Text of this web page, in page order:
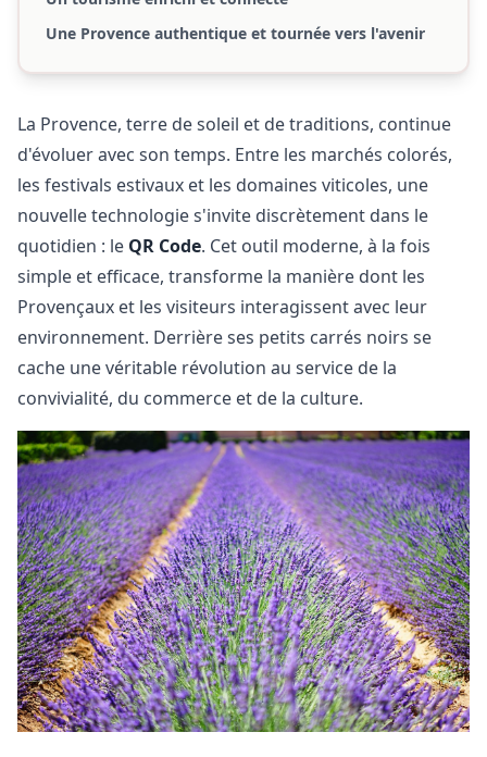
Une Provence authentique et tournée vers l'avenir
La Provence, terre de soleil et de traditions, continue
d'évoluer avec son temps. Entre les marchés colorés,
les festivals estivaux et les domaines viticoles, une
nouvelle technologie s'invite discrètement dans le
quotidien : le QR Code. Cet outil moderne, à la fois
simple et efficace, transforme la manière dont les
Provençaux et les visiteurs interagissent avec leur
environnement. Derrière ses petits carrés noirs se
cache une véritable révolution au service de la
convivialité, du commerce et de la culture.